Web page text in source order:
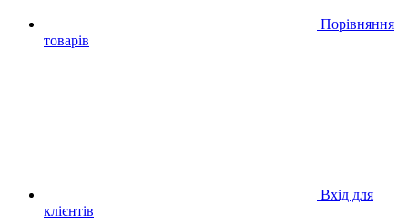
Порівняння
товарів
Вхід для
клієнтів